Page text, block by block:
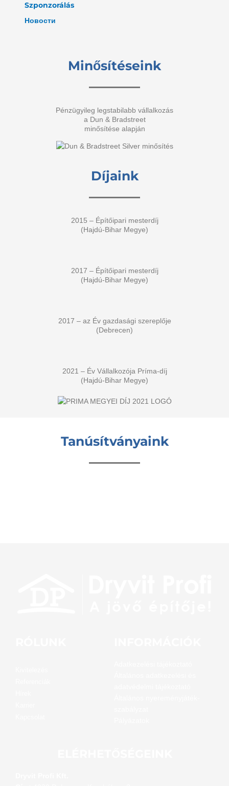
Szponzorálás
Новости
Minősítéseink
Pénzügyileg legstabilabb vállalkozás
a Dun & Bradstreet
minősítése alapján
Díjaink
2015 – Építőipari mesterdíj
(Hajdú-Bihar Megye)
2017 – Építőipari mesterdíj
(Hajdú-Bihar Megye)
2017 – az Év gazdasági szereplője
(Debrecen)
2021 – Év Vállalkozója Príma-díj
(Hajdú-Bihar Megye)
Tanúsítványaink